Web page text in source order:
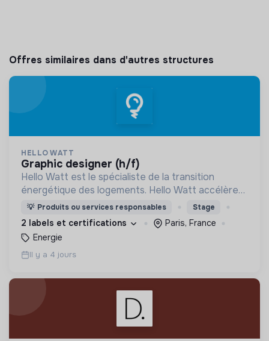
Offres similaires dans d'autres structures
HELLO WATT
graphic designer (h/f)
Hello Watt est le spécialiste de la transition
énergétique des logements. Hello Watt accélère
la transition énergétique en la rendant plus simple,
plus intelligente et plus accessible.
💡 Produits ou services responsables Stage
2 labels et certifications
Paris, France
Energie
Il y a 4 jours